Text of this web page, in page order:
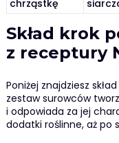
chrząstkę
Skład krok
z receptury
Poniżej znajdziesz
zestaw surowców
i odpowiada za jej
dodatki roślinne, aż po